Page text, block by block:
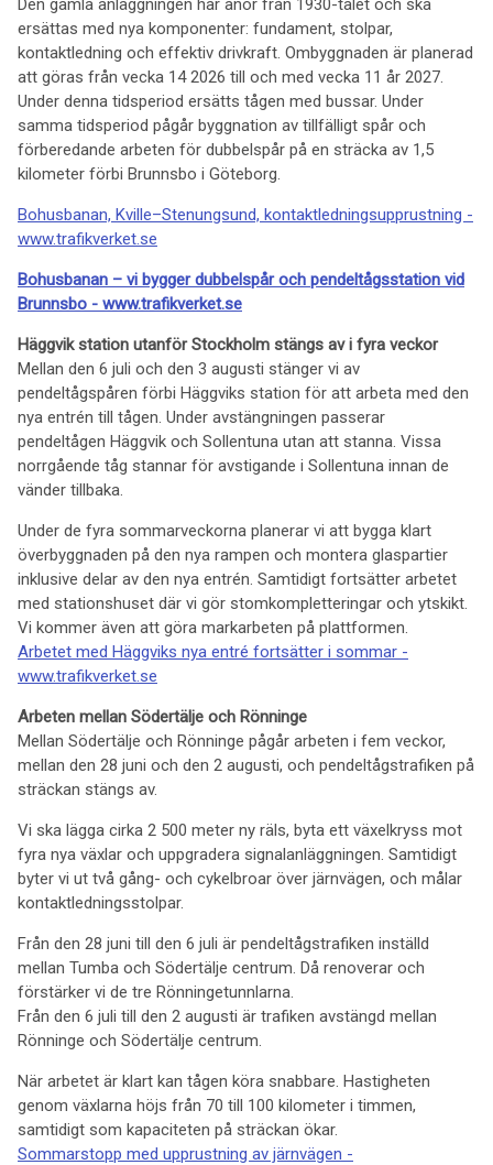
Den gamla anläggningen har anor från 1930-talet och ska
ersättas med nya komponenter: fundament, stolpar,
kontaktledning och effektiv drivkraft. Ombyggnaden är planerad
att göras från vecka 14 2026 till och med vecka 11 år 2027.
Under denna tidsperiod ersätts tågen med bussar. Under
samma tidsperiod pågår byggnation av tillfälligt spår och
förberedande arbeten för dubbelspår på en sträcka av 1,5
kilometer förbi Brunnsbo i Göteborg.
Bohusbanan, Kville–Stenungsund, kontaktledningsupprustning -
www.trafikverket.se
Bohusbanan – vi bygger dubbelspår och pendeltågsstation vid
Brunnsbo - www.trafikverket.se
Häggvik station utanför Stockholm stängs av i fyra veckor
Mellan den 6 juli och den 3 augusti stänger vi av
pendeltågspåren förbi Häggviks station för att arbeta med den
nya entrén till tågen. Under avstängningen passerar
pendeltågen Häggvik och Sollentuna utan att stanna. Vissa
norrgående tåg stannar för avstigande i Sollentuna innan de
vänder tillbaka.
Under de fyra sommarveckorna planerar vi att bygga klart
överbyggnaden på den nya rampen och montera glaspartier
inklusive delar av den nya entrén. Samtidigt fortsätter arbetet
med stationshuset där vi gör stomkompletteringar och ytskikt.
Vi kommer även att göra markarbeten på plattformen.
Arbetet med Häggviks nya entré fortsätter i sommar -
www.trafikverket.se
Arbeten mellan Södertälje och Rönninge
Mellan Södertälje och Rönninge pågår arbeten i fem veckor,
mellan den 28 juni och den 2 augusti, och pendeltågstrafiken på
sträckan stängs av.
Vi ska lägga cirka 2 500 meter ny räls, byta ett växelkryss mot
fyra nya växlar och uppgradera signalanläggningen. Samtidigt
byter vi ut två gång- och cykelbroar över järnvägen, och målar
kontaktledningsstolpar.
Från den 28 juni till den 6 juli är pendeltågstrafiken inställd
mellan Tumba och Södertälje centrum. Då renoverar och
förstärker vi de tre Rönningetunnlarna.
Från den 6 juli till den 2 augusti är trafiken avstängd mellan
Rönninge och Södertälje centrum.
När arbetet är klart kan tågen köra snabbare. Hastigheten
genom växlarna höjs från 70 till 100 kilometer i timmen,
samtidigt som kapaciteten på sträckan ökar.
Sommarstopp med upprustning av järnvägen -